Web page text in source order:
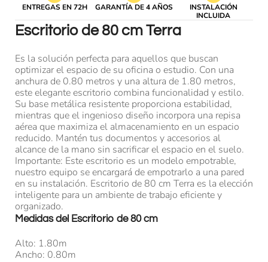
ENTREGAS EN 72H GARANTÍA DE 4 AÑOS
INSTALACIÓN
INCLUIDA
Escritorio de 80 cm Terra
Es la solución perfecta para aquellos que buscan
optimizar el espacio de su oficina o estudio. Con una
anchura de 0.80 metros y una altura de 1.80 metros,
este elegante escritorio combina funcionalidad y estilo.
Su base metálica resistente proporciona estabilidad,
mientras que el ingenioso diseño incorpora una repisa
aérea que maximiza el almacenamiento en un espacio
reducido. Mantén tus documentos y accesorios al
alcance de la mano sin sacrificar el espacio en el suelo.
Importante: Este escritorio es un modelo empotrable,
nuestro equipo se encargará de empotrarlo a una pared
en su instalación. Escritorio de 80 cm Terra es la elección
inteligente para un ambiente de trabajo eficiente y
organizado.
Medidas del Escritorio de 80 cm
Alto: 1.80m
Ancho: 0.80m